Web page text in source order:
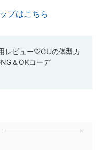
プはこちら
レビュー♡GUの体型カ
＆OKコーデ